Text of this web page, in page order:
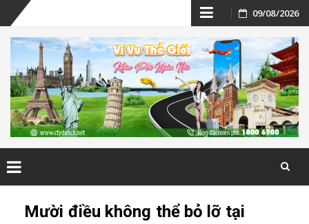
Skip
to
content
09/08/2026
Mười điều không thể bỏ lỡ tại